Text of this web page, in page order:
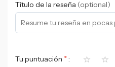
Título de la reseña (optional)
Tu puntuación * ⭐ ⭐